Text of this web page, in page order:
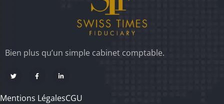
Bien plus qu’un simple cabinet comptable.
Mentions LégalesCGU